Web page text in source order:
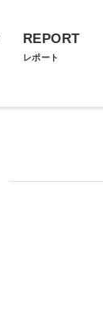
REPORT
レポート